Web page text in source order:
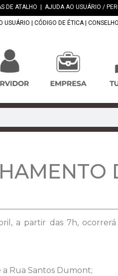
DE ATALHO AJUDA AO USUÁRIO /
USUÁRIO CÓDIGO DE ÉTICA|
a partir das 7h,
Rua Santos Dumont;